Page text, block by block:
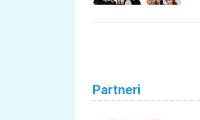
Partneri